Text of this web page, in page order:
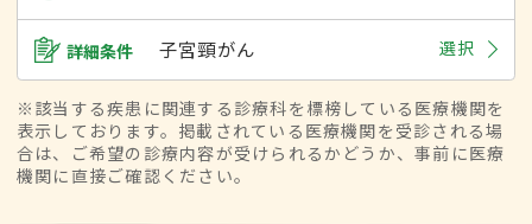
詳細条件 子宮頸がん 選択
※該当する疾患に関連する診療科を標榜している医療機関を
表示しております。掲載されている医療機関を受診される場
合は、ご希望の診療内容が受けられるかどうか、事前に医療
機関に直接ご確認ください。